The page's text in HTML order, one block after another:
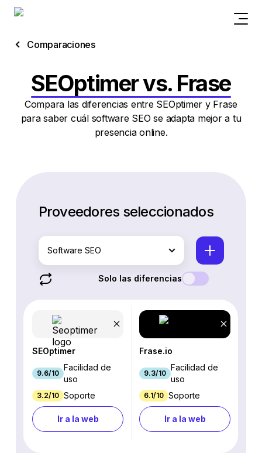
Comparaciones
SEOptimer vs. Frase
Compara las diferencias entre SEOptimer y Frase
para saber cuál software SEO se adapta mejor a tu
presencia online.
Proveedores seleccionados
Software SEO
Solo las diferencias
SEOptimer
9.6/10
Facilidad de
uso
3.2/10 Soporte
Ir a la web
Frase.io
9.3/10
Facilidad de
uso
6.1/10 Soporte
Ir a la web